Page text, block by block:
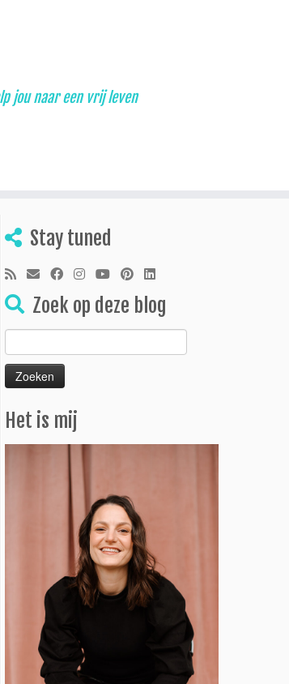
jou naar een vrij leven
Stay tuned
Zoek op deze blog
Zoeken
naar:
Het is mij